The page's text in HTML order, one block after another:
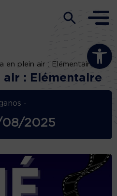
Ouvrir la
en plein air : Elémentaire
air : Elémentaire
-
2025